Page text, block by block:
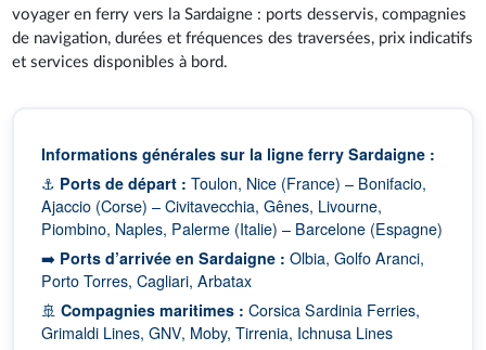
voyager en ferry vers la Sardaigne : ports desservis, compagnies
de navigation, durées et fréquences des traversées, prix indicatifs
et services disponibles à bord.
Informations générales sur la ligne ferry Sardaigne :
⚓ Ports de départ : Toulon, Nice (France) – Bonifacio,
Ajaccio (Corse) – Civitavecchia, Gênes, Livourne,
Piombino, Naples, Palerme (Italie) – Barcelone (Espagne)
➡️ Ports d’arrivée en Sardaigne : Olbia, Golfo Aranci,
Porto Torres, Cagliari, Arbatax
🚢Compagnies maritimes : Corsica Sardinia Ferries,
Grimaldi Lines, GNV, Moby, Tirrenia, Ichnusa Lines